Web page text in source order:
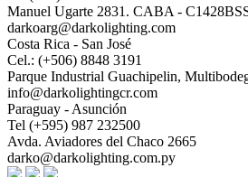
Manuel Ugarte 2831. CABA -
darkoarg@darkolighting.com
Costa Rica - San José
Cel.: (+506) 8848 3191
Parque Industrial Guachipelin,
info@darkolightingcr.com
Paraguay - Asunción
Tel (+595) 987 232500
Avda. Aviadores del Chaco 2665
darko@darkolighting.com.py